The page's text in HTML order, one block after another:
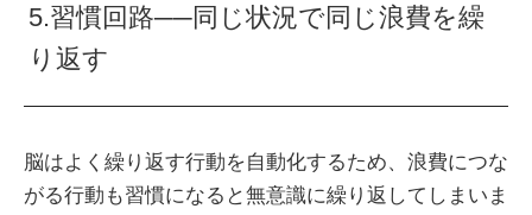
5.習慣回路──同じ状況で同じ浪費を繰
り返す
脳はよく繰り返す行動を自動化するため、浪費につな
がる行動も習慣になると無意識に繰り返してしまいま